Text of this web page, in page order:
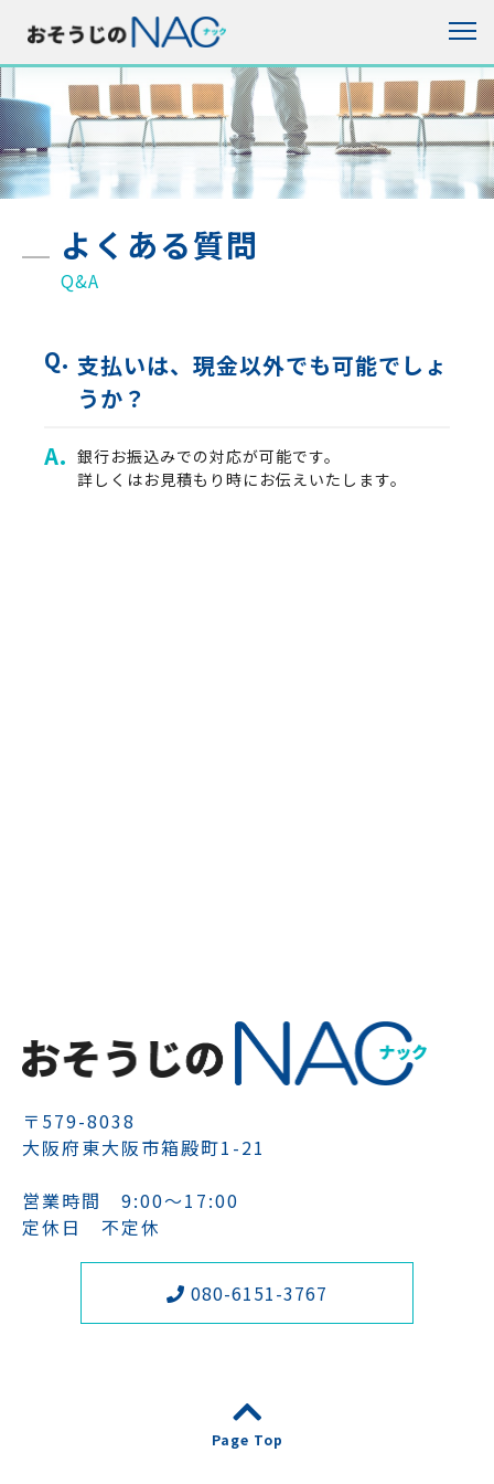
よくある質問
Q&A
支払いは、現金以外でも可能でしょ
うか？
銀行お振込みでの対応が可能です。
詳しくはお見積もり時にお伝えいたします。
〒579-8038
大阪府東大阪市箱殿町1-21
営業時間 9:00～17:00
定休日 不定休
080-6151-3767
Page Top